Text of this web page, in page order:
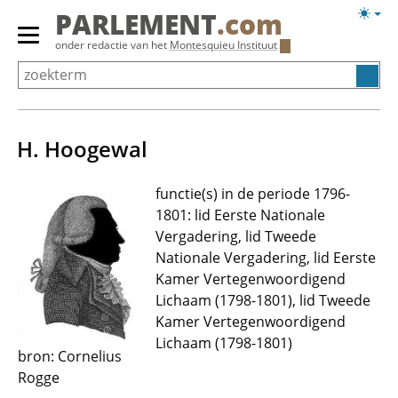
Overslaan
Primair
menu
tonen/verbergen
PARLEMENT.com
onder redactie van het Montesquieu Instituut
H. Hoogewal
bron: Cornelius
Rogge
functie(s) in de periode 1796-
1801: lid Eerste Nationale
Vergadering, lid Tweede
Nationale Vergadering, lid Eerste
Kamer Vertegenwoordigend
Lichaam (1798-1801), lid Tweede
Kamer Vertegenwoordigend
Lichaam (1798-1801)